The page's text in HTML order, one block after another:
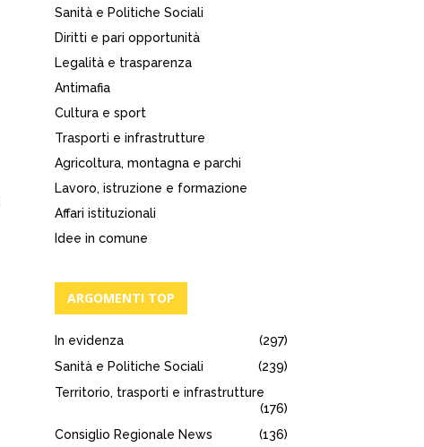
Sanità e Politiche Sociali
Diritti e pari opportunità
Legalità e trasparenza
Antimafia
Cultura e sport
Trasporti e infrastrutture
Agricoltura, montagna e parchi
Lavoro, istruzione e formazione
Affari istituzionali
Idee in comune
ARGOMENTI TOP
In evidenza
(297)
Sanità e Politiche Sociali
(239)
Territorio, trasporti e infrastrutture
(176)
Consiglio Regionale News
(136)